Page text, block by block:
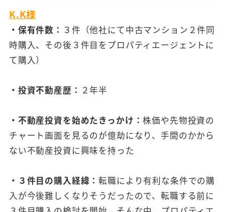
K.K様
・保有件数： ３件（他社にて中古マンション２件同
時購入、その後３件目をプロパティエージェントに
て購入）
・投資不動産歴： ２年半
・不動産投資を始めたきっかけ：株価や先物投資の
チャート画面を見るのが億劫になり、手間のかから
ない不動産投資に興味を持った
・３件目の購入経緯：転職により有利な条件での購
入が今後難しくなりそうだったので、転職する前に